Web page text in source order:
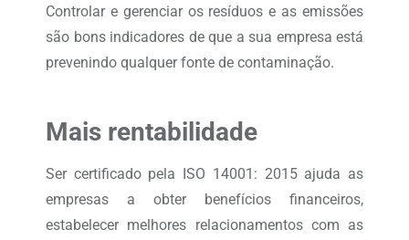
Controlar e gerenciar os resíduos e as emissões
são bons indicadores de que a sua empresa está
prevenindo qualquer fonte de contaminação.
Mais rentabilidade
Ser certificado pela ISO 14001: 2015 ajuda as
empresas a obter benefícios financeiros,
estabelecer melhores relacionamentos com as